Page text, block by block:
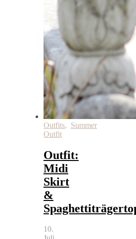
Outfits, Summer
Outfit
Outfit:
Midi
Skirt
&
10.